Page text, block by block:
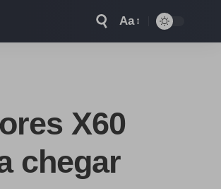
Aa
X60
chegar